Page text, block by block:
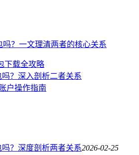
吗？一文理清两者的核心关系
下载全攻略
吗？深入剖析二者关系
户操作指南
吗？深度剖析两者关系2026-02-25